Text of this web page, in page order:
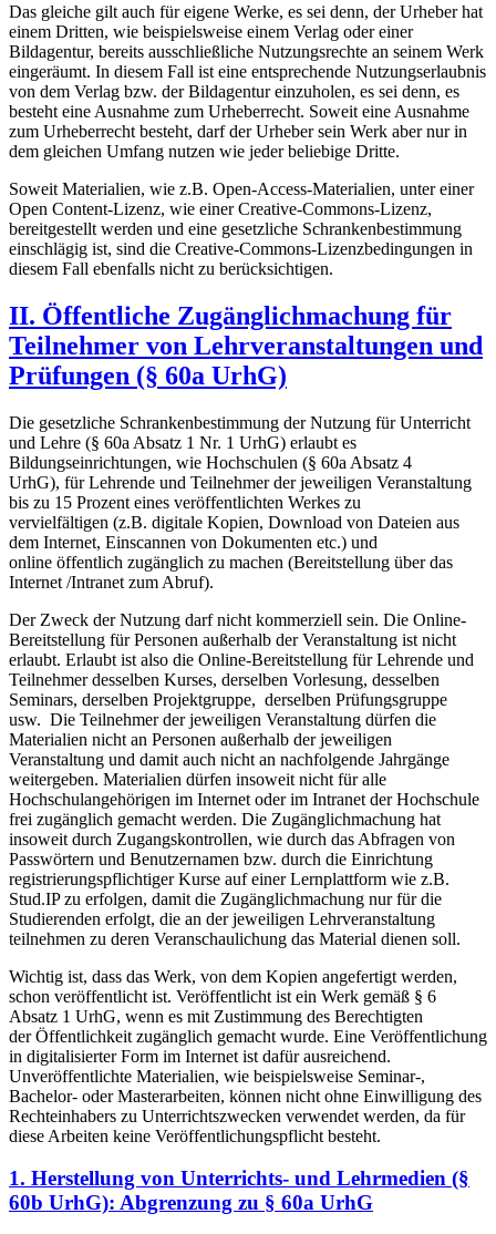
Das gleiche gilt auch für eigene Werke, es sei denn, der Urheber hat
einem Dritten, wie beispielsweise einem Verlag oder einer
Bildagentur, bereits ausschließliche Nutzungsrechte an seinem Werk
eingeräumt. In diesem Fall ist eine entsprechende Nutzungserlaubnis
von dem Verlag bzw. der Bildagentur einzuholen, es sei denn, es
besteht eine Ausnahme zum Urheberrecht. Soweit eine Ausnahme
zum Urheberrecht besteht, darf der Urheber sein Werk aber nur in
dem gleichen Umfang nutzen wie jeder beliebige Dritte.
Soweit Materialien, wie z.B. Open-Access-Materialien, unter einer
Open Content-Lizenz, wie einer Creative-Commons-Lizenz,
bereitgestellt werden und eine gesetzliche Schrankenbestimmung
einschlägig ist, sind die Creative-Commons-Lizenzbedingungen in
diesem Fall ebenfalls nicht zu berücksichtigen.
II. Öffentliche Zugänglichmachung für
Teilnehmer von Lehrveranstaltungen und
Prüfungen (§ 60a UrhG)
Die gesetzliche Schrankenbestimmung der Nutzung für Unterricht
und Lehre (§ 60a Absatz 1 Nr. 1 UrhG) erlaubt es
Bildungseinrichtungen, wie Hochschulen (§ 60a Absatz 4
UrhG), für Lehrende und Teilnehmer der jeweiligen Veranstaltung
bis zu 15 Prozent eines veröffentlichten Werkes zu
vervielfältigen (z.B. digitale Kopien, Download von Dateien aus
dem Internet, Einscannen von Dokumenten etc.) und
online öffentlich zugänglich zu machen (Bereitstellung über das
Internet /Intranet zum Abruf).
Der Zweck der Nutzung darf nicht kommerziell sein. Die Online-
Bereitstellung für Personen außerhalb der Veranstaltung ist nicht
erlaubt. Erlaubt ist also die Online-Bereitstellung für Lehrende und
Teilnehmer desselben Kurses, derselben Vorlesung, desselben
Seminars, derselben Projektgruppe, derselben Prüfungsgruppe
usw. Die Teilnehmer der jeweiligen Veranstaltung dürfen die
Materialien nicht an Personen außerhalb der jeweiligen
Veranstaltung und damit auch nicht an nachfolgende Jahrgänge
weitergeben. Materialien dürfen insoweit nicht für alle
Hochschulangehörigen im Internet oder im Intranet der Hochschule
frei zugänglich gemacht werden. Die Zugänglichmachung hat
insoweit durch Zugangskontrollen, wie durch das Abfragen von
Passwörtern und Benutzernamen bzw. durch die Einrichtung
registrierungspflichtiger Kurse auf einer Lernplattform wie z.B.
Stud.IP zu erfolgen, damit die Zugänglichmachung nur für die
Studierenden erfolgt, die an der jeweiligen Lehrveranstaltung
teilnehmen zu deren Veranschaulichung das Material dienen soll.
Wichtig ist, dass das Werk, von dem Kopien angefertigt werden,
schon veröffentlicht ist. Veröffentlicht ist ein Werk gemäß § 6
Absatz 1 UrhG, wenn es mit Zustimmung des Berechtigten
der Öffentlichkeit zugänglich gemacht wurde. Eine Veröffentlichung
in digitalisierter Form im Internet ist dafür ausreichend.
Unveröffentlichte Materialien, wie beispielsweise Seminar-,
Bachelor- oder Masterarbeiten, können nicht ohne Einwilligung des
Rechteinhabers zu Unterrichtszwecken verwendet werden, da für
diese Arbeiten keine Veröffentlichungspflicht besteht.
1. Herstellung von Unterrichts- und Lehrmedien (§
60b UrhG): Abgrenzung zu § 60a UrhG